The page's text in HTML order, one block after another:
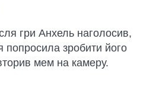
гри Анхель наголосив,
попросила зробити його
мем на камеру.